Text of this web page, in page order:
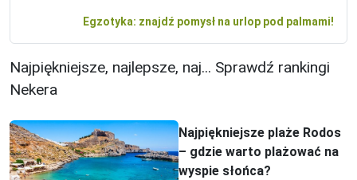
Egzotyka: znajdź pomysł na urlop pod palmami!
Najpiękniejsze, najlepsze, naj... Sprawdź rankingi
Nekera
Najpiękniejsze plaże Rodos
– gdzie warto plażować na
wyspie słońca?